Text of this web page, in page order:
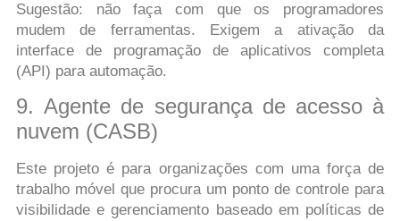
Sugestão: não faça com que os programadores
mudem de ferramentas. Exigem a ativação da
interface de programação de aplicativos completa
(API) para automação.
9. Agente de segurança de acesso à
nuvem (CASB)
Este projeto é para organizações com uma força de
trabalho móvel que procura um ponto de controle para
visibilidade e gerenciamento baseado em políticas de